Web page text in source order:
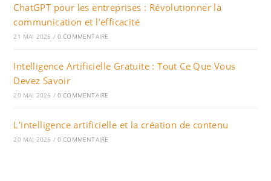
ChatGPT pour les entreprises : Révolutionner la
communication et l’efficacité
21 MAI 2026 / 0 COMMENTAIRE
Intelligence Artificielle Gratuite : Tout Ce Que Vous
Devez Savoir
20 MAI 2026 / 0 COMMENTAIRE
L’intelligence artificielle et la création de contenu
20 MAI 2026 / 0 COMMENTAIRE